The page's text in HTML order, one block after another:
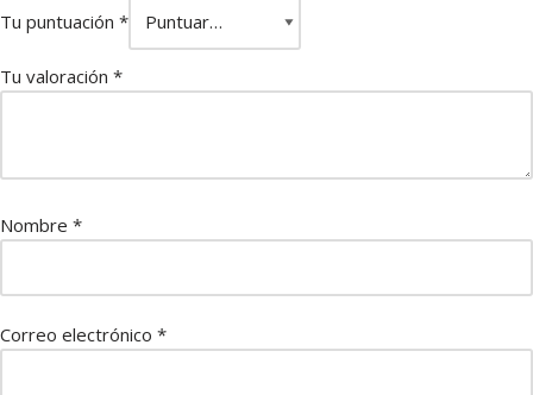
Tu puntuación *
Tu valoración *
Nombre *
Correo electrónico *